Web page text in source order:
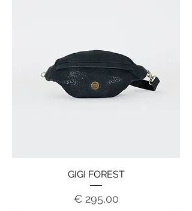
GIGI FOREST
Prijs
€ 295,00